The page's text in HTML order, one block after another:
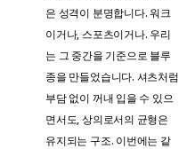
은 성격이 분명합니다. 워크
이거나, 스포츠이거나. 우리
는 그 중간을 기준으로 블루
종을 만들었습니다. 셔츠처럼
부담 없이 꺼내 입을 수 있으
면서도, 상의로서의 균형은
유지되는 구조. 이번에는 같